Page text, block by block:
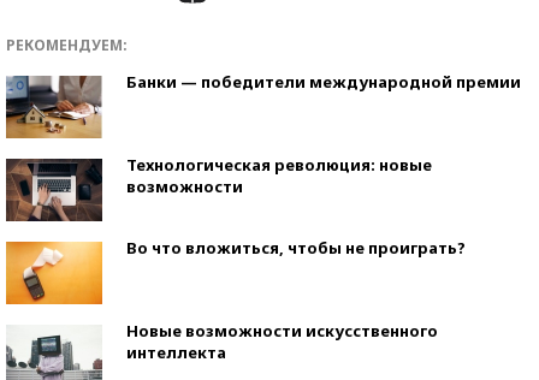
РЕКОМЕНДУЕМ:
Банки — победители международной премии
Технологическая революция: новые
возможности
Во что вложиться, чтобы не проиграть?
Новые возможности искусственного
интеллекта